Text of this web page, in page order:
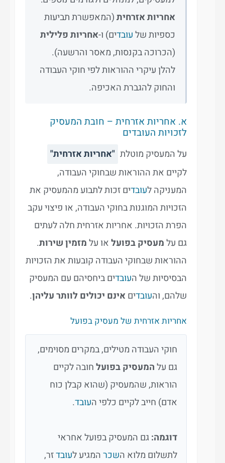
אחריות אזרחית(המאפשרת תביעות
כספיות שלעובדים) ו-אחריות פלילית
(הכרוכה בקנסות, מאסר והרשעה).
להלן עיקרי ההוראות לפי חוקי העבודה
והחוק להגברת האכיפה.
א. אחריות אזרחית – חובת המעסיק
לזכויות העובדים
על המעסיק מוטלת "אחריות אזרחית"
לקיים את ההוראות שבחוקי העבודה,
המעניקה לעובדים זכות לתבוע מהמעסיק את
הזכויות המוגנות בחוקי העבודה, או פיצוי עקב
הפרת הזכויות. אחריות אזרחית חלה לעתים
גם עלמעסיק בפועלאו עלמזמין שירות.
ההוראות שבחוקי העבודה קובעות את הזכויות
הבסיסיות של העובדים ביחסיהם עם המעסיק
שלהם, והעובדים אינם יכולים לוותר עליהן.
אחריות אזרחית של מעסיק בפועל
חוקי העבודה מטילים, במקרים מסוימים,
גם עלהמעסיק בפועלחובה לקיים
הוראות, שהמעסיק (שהוא קבלן כוח
אדם) חייב לקיים כלפי העובד.
דוגמה:גם המעסיק בפועל אחראי
לתשלום מלוא השכרהמגיע לעובדזר,